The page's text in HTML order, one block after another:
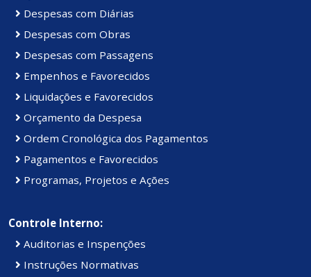
Despesas com Diárias
Despesas com Obras
Despesas com Passagens
Empenhos e Favorecidos
Liquidações e Favorecidos
Orçamento da Despesa
Ordem Cronológica dos Pagamentos
Pagamentos e Favorecidos
Programas, Projetos e Ações
Controle Interno:
Auditorias e Inspenções
Instruções Normativas